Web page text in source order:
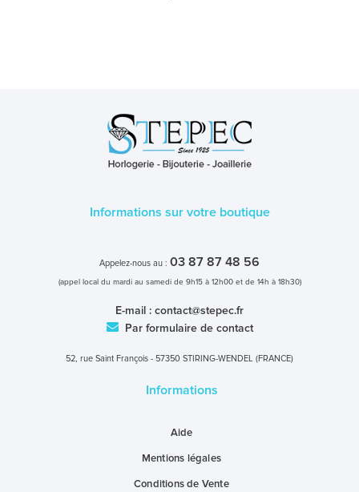
Informations sur votre boutique
Appelez-nous au : 03 87 87 48 56
(appel local du mardi au samedi de 9h15 à 12h00 et de 14h à 18h30)
E-mail : contact@stepec.fr
Par formulaire de contact
52, rue Saint François - 57350 STIRING-WENDEL (FRANCE)
Informations
Aide
Mentions légales
Conditions de Vente